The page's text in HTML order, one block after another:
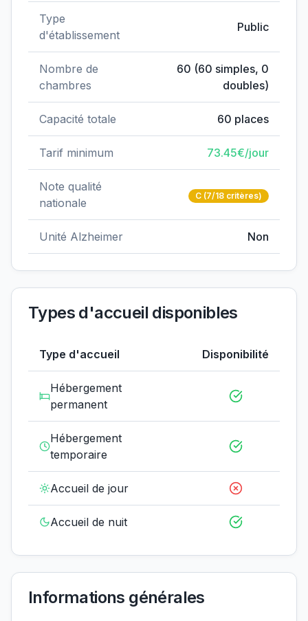
Type
d'établissement
Public
Nombre de
chambres
60 (60 simples, 0
doubles)
Capacité totale 60 places
Tarif minimum 73.45€/jour
Note qualité
nationale
C (7/18 critères)
Unité Alzheimer Non
Types d'accueil disponibles
Type d'accueil Disponibilité
Hébergement
permanent
Hébergement
temporaire
Accueil de jour
Accueil de nuit
Informations générales